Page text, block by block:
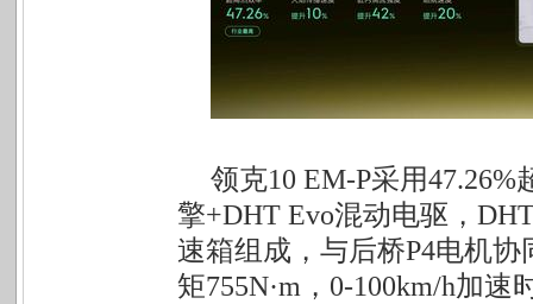
领克10 EM-P采用
擎+DHT Evo混动电驱，
速箱组成，与后桥P4电机
矩755N·m，0-100km/h加